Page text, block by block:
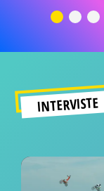
significato
INTERVISTE